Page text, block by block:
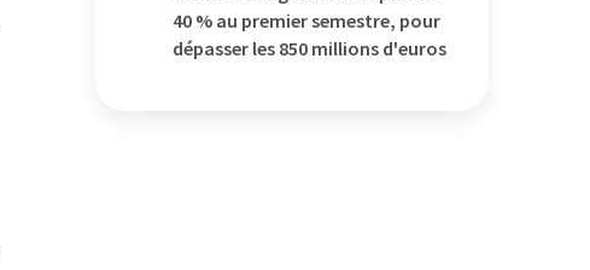
40 % au premier semestre, pour
dépasser les 850 millions d'euros